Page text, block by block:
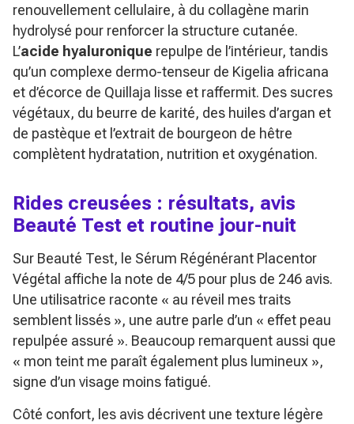
renouvellement cellulaire, à du collagène marin
hydrolysé pour renforcer la structure cutanée.
L’acide hyaluronique repulpe de l’intérieur, tandis
qu’un complexe dermo-tenseur de Kigelia africana
et d’écorce de Quillaja lisse et raffermit. Des sucres
végétaux, du beurre de karité, des huiles d’argan et
de pastèque et l’extrait de bourgeon de hêtre
complètent hydratation, nutrition et oxygénation.
Rides creusées : résultats, avis
Beauté Test et routine jour-nuit
Sur Beauté Test, le Sérum Régénérant Placentor
Végétal affiche la note de 4/5 pour plus de 246 avis.
Une utilisatrice raconte « au réveil mes traits
semblent lissés », une autre parle d’un « effet peau
repulpée assuré ». Beaucoup remarquent aussi que
« mon teint me paraît également plus lumineux »,
signe d’un visage moins fatigué.
Côté confort, les avis décrivent une texture légère